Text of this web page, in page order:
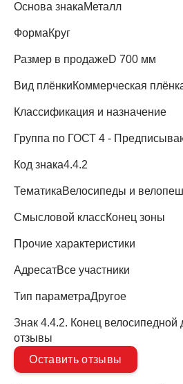
Основа знакаМеталл
ФормаКруг
Размер в продажеD 700 мм
Вид плёнкиКоммерческая
Классификация и назначение
Группа по ГОСТ 4 -
Код знака4.4.2
ТематикаВелосипеды и
Смысловой классКонец зоны
Прочие характеристики
АдресатВсе участники
Тип параметраДругое
Знак 4.4.2. Конец
отзывы
Оставить отзывы